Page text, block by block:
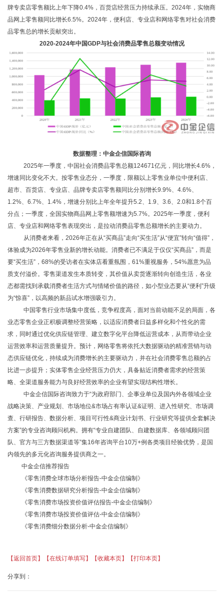
牌专卖店零售额比上年下降0.4%，百货店经营压力持续承压。2024年，实物商
品网上零售额同比增长6.5%。2024年，便利店、专业店和网络零售对社会消费
品零售总的增长贡献突出。
2020-2024年中国GDP与社会消费品零售总额变动情况
数据整理：中金企信国际咨询
2025年一季度，中国社会消费品零售总额124671亿元，同比增长4.6%，
增速同比变化不大。按零售业态分，一季度，限额以上零售业单位中便利店、
超市、百货店、专业店、品牌专卖店零售额同比分别增长9.9%、4.6%、
1.2%、6.7%、1.4%，增速分别比上年全年提升5.2、1.9、3.6、2.0和1.8个百
分点；一季度，全国实物商品网上零售额增速为5.7%。2025年一季度，便利
店、专业店和网络零售表现突出，是拉动消费品零售总额增长的主要动力。
从消费者来看， 2026年正在从“买商品”走向“买生活”从“便宜”转向“值得”，
体验成为2026年零售业新的增长动能。消费者已不满足于仅仅“买商品”，而是
要“买生活”，68%的受访者在实体店看重氛围，61%重视服务，54%愿意为品
质支付溢价。零售渠道发生本质转变，其价值从卖货逐渐转向创造生活，各业
态都需找到承载消费者生活方式与情绪价值的路径，如小型业态要从“便利”升级
为“惊喜”，以高频的新品试水增强吸引力。
中国零售行业市场集中度低，竞争程度高，面对当前动能不足的局面，各
业态零售企业正积极调整经营策略，以适应消费者日益多样化和个性化的需
求，同时通过优化供应链管理、建立数字化平台降低运营成本，从而带动企业
运营效率和运营质量提升。预计，网络零售将依托大数据驱动的精准营销与动
态供应链优化，持续成为消费增长的主要驱动力，并在社会消费零售总额的占
比进一步提升；实体零售企业经营压力仍大，具备贴近消费者需求的经营策
略、全渠道服务能力与良好经营效率的企业有望实现结构性增长。
中金企信国际咨询致力于“为政府部门、企事业单位及国内外各领域企业
战略决策、产业规划、市场地位&市场占有率认证&证明、进入性研究、市场调
查、行研报告、数据分析、项目可行性&商业计划书、行业研究等提供全套解决
方案”的专业咨询顾问机构。拥有“专业自建团队、自建数据库、各领域顾问团
队、官方与三方数据渠道等”集16年咨询平台10万+例各类项目经验优势，是国
内领先的多元化咨询服务提供商之一。
中金企信推荐报告
《零售消费全球市场分析报告-中金企信编制》
《零售消费数据研究分析报告-中金企信编制》
《零售消费市场投资价值评估报告-中金企信编制》
《零售消费市场投资价值评估-中金企信编制》
《零售消费细分数据分析-中金企信编制》
【返回首页】 【在线订单填写】 【收藏本页】 【打印本页】
分享到：